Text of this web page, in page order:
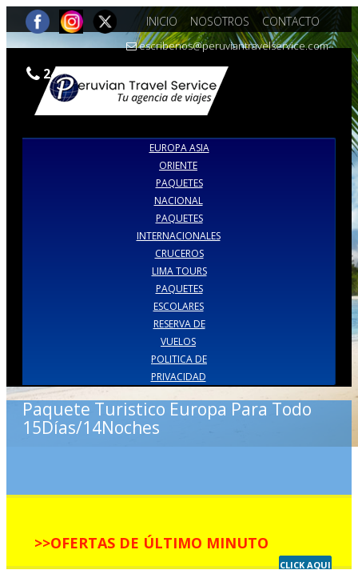
INICIO NOSOTROS CONTACTO
escribenos@peruviantravelservice.com
242-1741 | 243-3556
EUROPA ASIA
ORIENTE
PAQUETES
NACIONAL
PAQUETES
INTERNACIONALES
CRUCEROS
LIMA TOURS
PAQUETES
ESCOLARES
RESERVA DE
VUELOS
POLITICA DE
PRIVACIDAD
Paquete Turistico Europa Para Todo
15Días/14Noches
>>OFERTAS DE ÚLTIMO MINUTO
CLICK AQUI